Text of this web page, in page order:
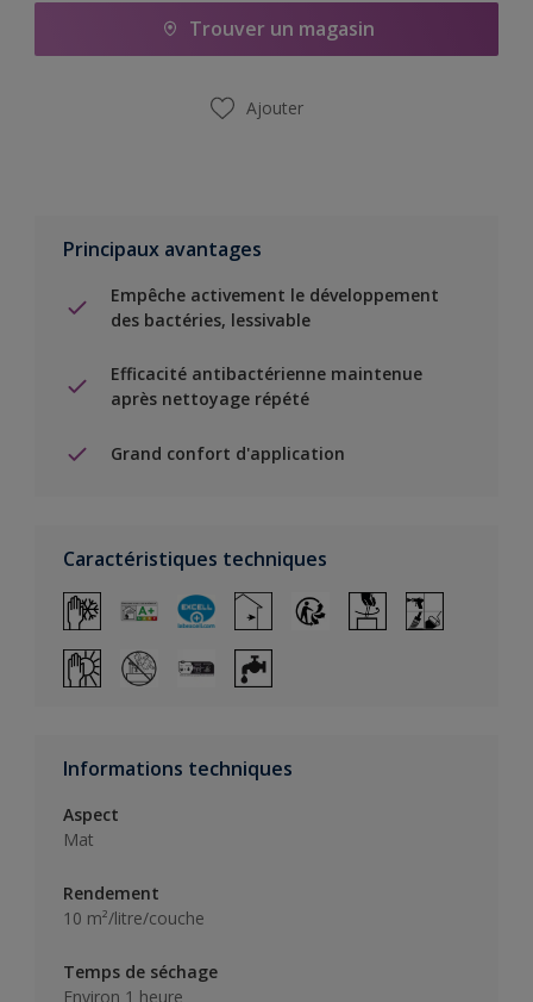
Trouver un magasin
Ajouter
Principaux avantages
Empêche activement le développement
des bactéries, lessivable
Efficacité antibactérienne maintenue
après nettoyage répété
Grand confort d'application
Caractéristiques techniques
Informations techniques
Aspect
Mat
Rendement
10 m²/litre/couche
Temps de séchage
Environ 1 heure